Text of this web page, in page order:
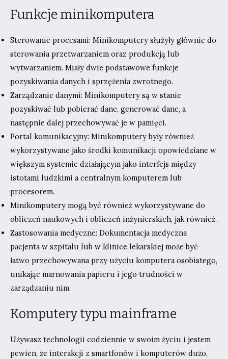
Funkcje minikomputera
Sterowanie procesami: Minikomputery służyły głównie do
sterowania przetwarzaniem oraz produkcją lub
wytwarzaniem. Miały dwie podstawowe funkcje
pozyskiwania danych i sprzężenia zwrotnego.
Zarządzanie danymi: Minikomputery są w stanie
pozyskiwać lub pobierać dane, generować dane, a
następnie dalej przechowywać je w pamięci.
Portal komunikacyjny: Minikomputery były również
wykorzystywane jako środki komunikacji opowiedziane w
większym systemie działającym jako interfejs między
istotami ludzkimi a centralnym komputerem lub
procesorem.
Minikomputery mogą być również wykorzystywane do
obliczeń naukowych i obliczeń inżynierskich, jak również.
Zastosowania medyczne: Dokumentacja medyczna
pacjenta w szpitalu lub w klinice lekarskiej może być
łatwo przechowywana przy użyciu komputera osobistego,
unikając marnowania papieru i jego trudności w
zarządzaniu nim.
Komputery typu mainframe
Używasz technologii codziennie w swoim życiu i jestem
pewien, że interakcji z smartfonów i komputerów dużo,